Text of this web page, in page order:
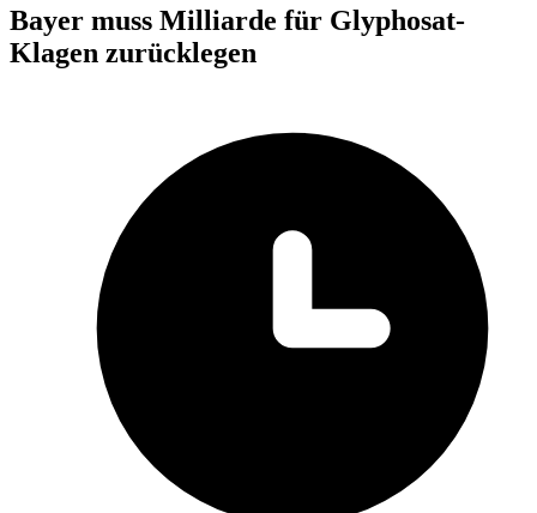
Bayer muss Milliarde für Glyphosat-
Klagen zurücklegen